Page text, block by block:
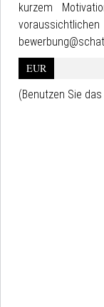
kurzem
EUR
(Benutzen Sie